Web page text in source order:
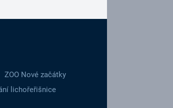
ZOO Nové začátky
lichořeřišnice